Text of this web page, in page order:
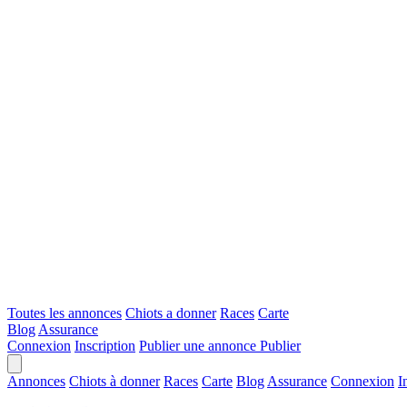
Toutes les annonces Chiots a donner Races Carte
Blog Assurance
Connexion Inscription Publier une annonce Publier
Annonces Chiots à donner Races Carte Blog Assurance Connexion